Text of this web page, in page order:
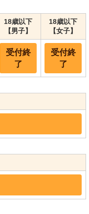
18歳以下
【男子】
18歳以下
【女子】
受付終
了
受付終
了